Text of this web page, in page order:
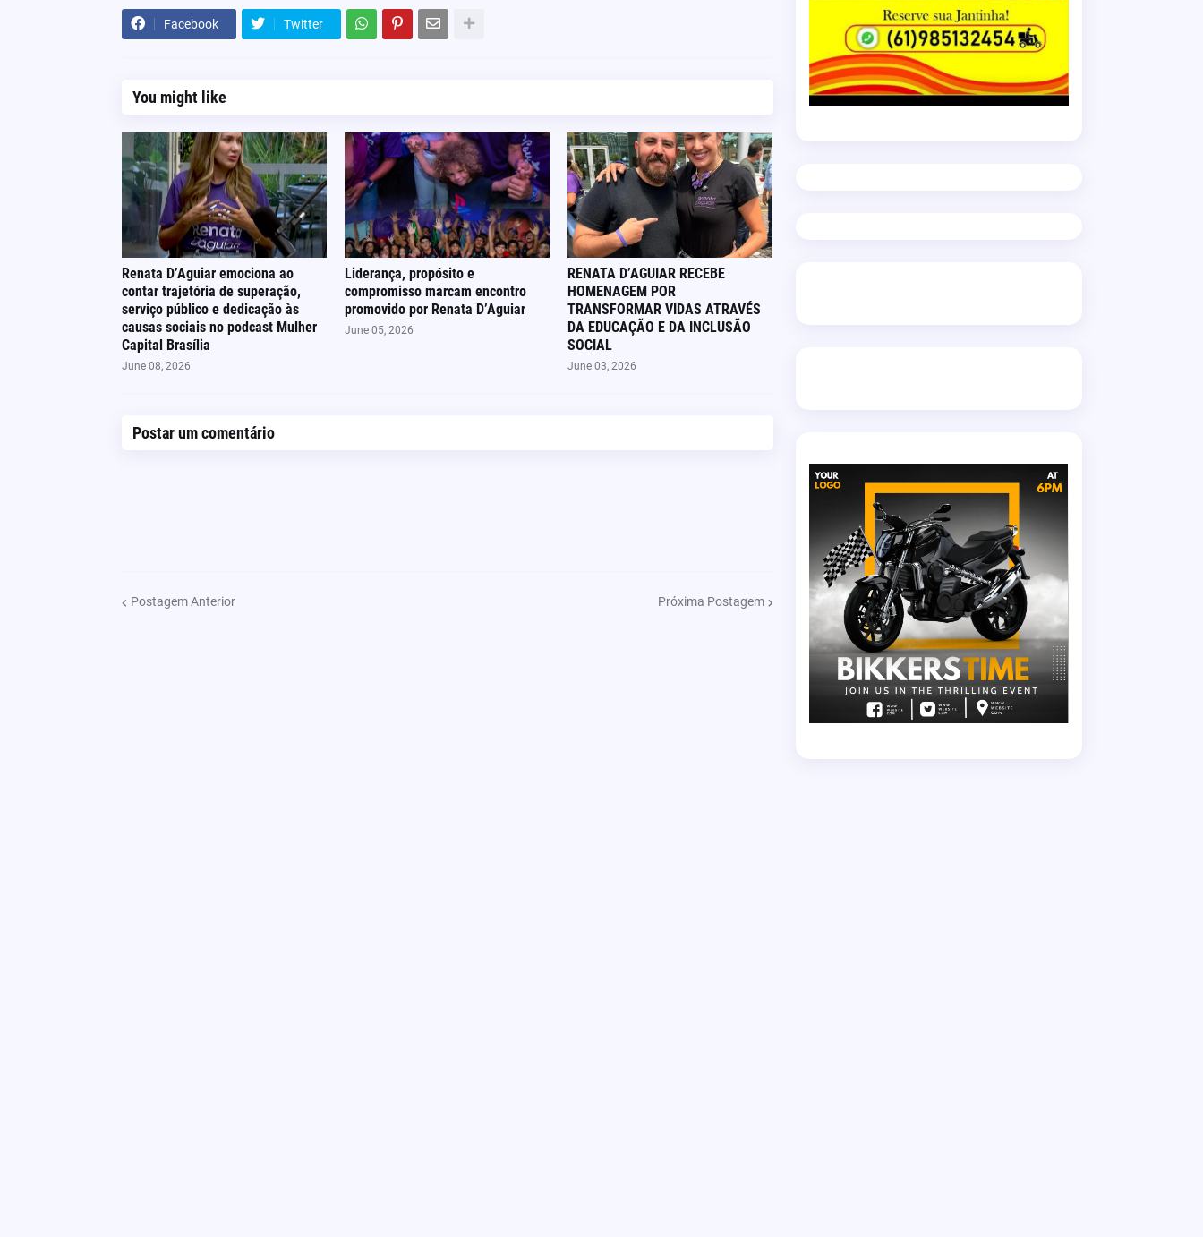
Facebook Twitter
You might like
Renata D’Aguiar emociona ao
contar trajetória de superação,
serviço público e dedicação às
causas sociais no podcast Mulher
Capital Brasília
June 08, 2026
Liderança, propósito e
compromisso marcam encontro
promovido por Renata D’Aguiar
June 05, 2026
RENATA D’AGUIAR RECEBE
HOMENAGEM POR
TRANSFORMAR VIDAS ATRAVÉS
DA EDUCAÇÃO E DA INCLUSÃO
SOCIAL
June 03, 2026
Postar um comentário
Postagem Anterior Próxima Postagem